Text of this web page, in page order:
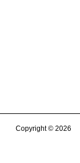
Copyright © 2026